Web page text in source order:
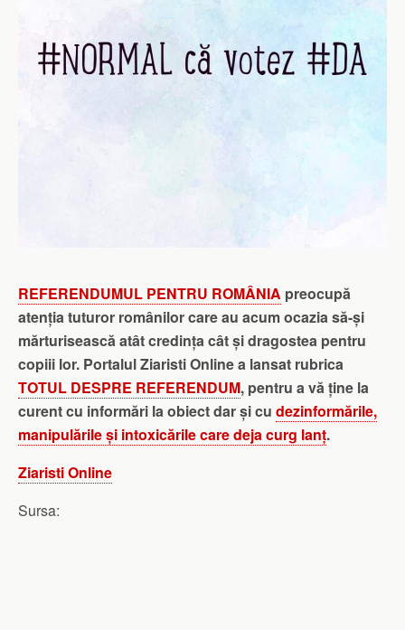
REFERENDUMUL PENTRU ROMÂNIA preocupă
atenția tuturor românilor care au acum ocazia să-și
mărturisească atât credința cât și dragostea pentru
copiii lor. Portalul Ziaristi Online a lansat rubrica
TOTUL DESPRE REFERENDUM, pentru a vă ține la
curent cu informări la obiect dar și cu dezinformările,
manipulările și intoxicările care deja curg lanț.
Ziaristi Online
Sursa: